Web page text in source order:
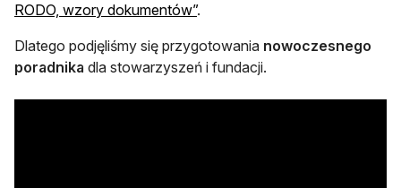
RODO, wzory dokumentów”.
Dlatego podjęliśmy się przygotowania nowoczesnego
poradnika dla stowarzyszeń i fundacji.